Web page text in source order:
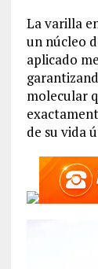
La varilla
un núcleo
aplicado
molecular
de su vida